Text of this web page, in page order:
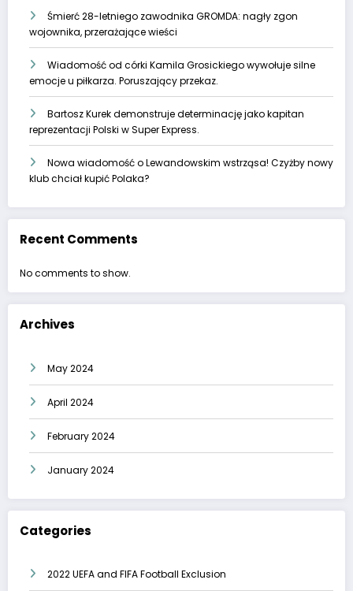
Śmierć 28-letniego zawodnika GROMDA: nagły zgon
wojownika, przerażające wieści
Wiadomość od córki Kamila Grosickiego wywołuje silne
emocje u piłkarza. Poruszający przekaz.
Bartosz Kurek demonstruje determinację jako kapitan
reprezentacji Polski w Super Express.
Nowa wiadomość o Lewandowskim wstrząsa! Czyżby nowy
klub chciał kupić Polaka?
Recent Comments
No comments to show.
Archives
May 2024
April 2024
February 2024
January 2024
Categories
2022 UEFA and FIFA Football Exclusion